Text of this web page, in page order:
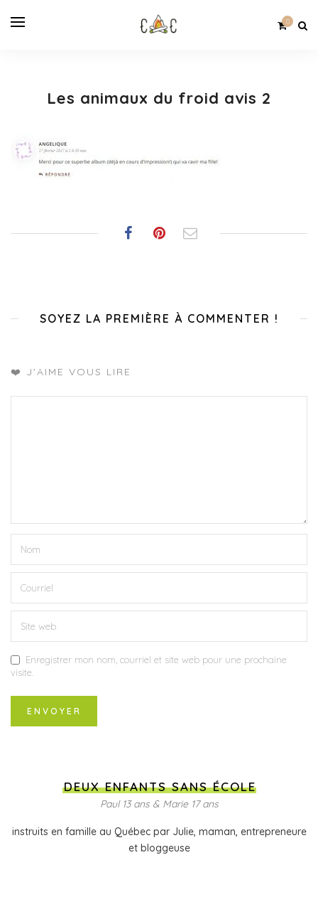
0
Les animaux du froid avis 2
SOYEZ LA PREMIÈRE À COMMENTER !
❤️ J'AIME VOUS LIRE
Enregistrer mon nom, courriel et site web pour une prochaine
visite.
DEUX ENFANTS SANS ÉCOLE
Paul 13 ans & Marie 17 ans
instruits en famille au Québec par Julie, maman, entrepreneure
et bloggeuse